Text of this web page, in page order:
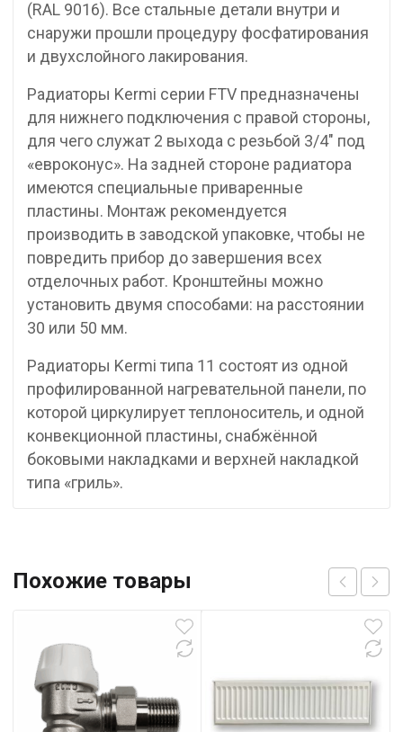
(RAL 9016). Все стальные детали внутри и
снаружи прошли процедуру фосфатирования
и двухслойного лакирования.
Радиаторы Kermi серии FTV предназначены
для нижнего подключения с правой стороны,
для чего служат 2 выхода с резьбой 3/4″ под
«евроконус». На задней стороне радиатора
имеются специальные приваренные
пластины. Монтаж рекомендуется
производить в заводской упаковке, чтобы не
повредить прибор до завершения всех
отделочных работ. Кронштейны можно
установить двумя способами: на расстоянии
30 или 50 мм.
Радиаторы Kermi типа 11 состоят из одной
профилированной нагревательной панели, по
которой циркулирует теплоноситель, и одной
конвекционной пластины, снабжённой
боковыми накладками и верхней накладкой
типа «гриль».
Похожие товары